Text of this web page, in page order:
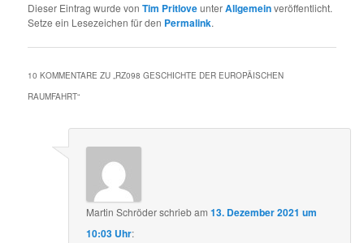
Dieser Eintrag wurde vonTim PritloveunterAllgemeinveröffentlicht.
Setze ein Lesezeichen für den Permalink.
10 KOMMENTARE ZU „RZ098 GESCHICHTE DER EUROPÄISCHEN
RAUMFAHRT“
Martin Schröderschriebam13. Dezember 2021 um
10:03 Uhr: